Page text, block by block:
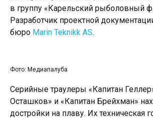
в группу «Карельский рыболовный
Разработчик проектной
бюро Marin Teknikk AS.
Фото: Медиапалуба
Серийные траулеры «Капитан
Осташков» и «Капитан Брейхман»
достройки на плаву. Их техническая